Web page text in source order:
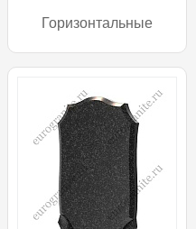
Горизонтальные